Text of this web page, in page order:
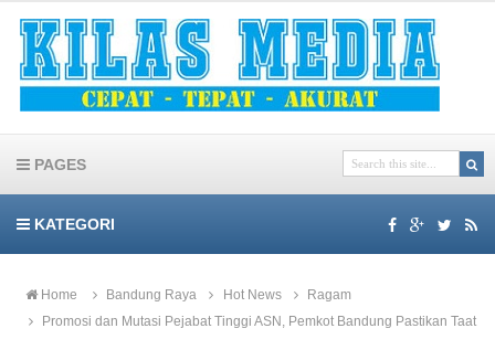
PAGES
KATEGORI
Home Bandung Raya Hot News
Ragam
Promosi dan Mutasi Pejabat Tinggi ASN, Pemkot Bandung Pastikan Taat